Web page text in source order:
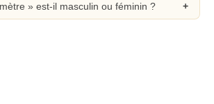
» est-il masculin ou féminin ?